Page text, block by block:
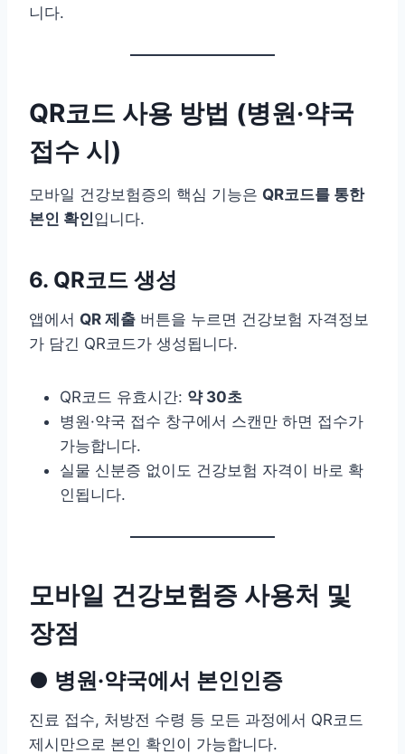
니다.
QR코드 사용 방법 (병원·약국
접수 시)
모바일 건강보험증의 핵심 기능은 QR코드를 통한
본인 확인입니다.
6. QR코드 생성
앱에서 QR 제출 버튼을 누르면 건강보험 자격정보
가 담긴 QR코드가 생성됩니다.
QR코드 유효시간: 약 30초
병원·약국 접수 창구에서 스캔만 하면 접수가
가능합니다.
실물 신분증 없이도 건강보험 자격이 바로 확
인됩니다.
모바일 건강보험증 사용처 및
장점
● 병원·약국에서 본인인증
진료 접수, 처방전 수령 등 모든 과정에서 QR코드
제시만으로 본인 확인이 가능합니다.